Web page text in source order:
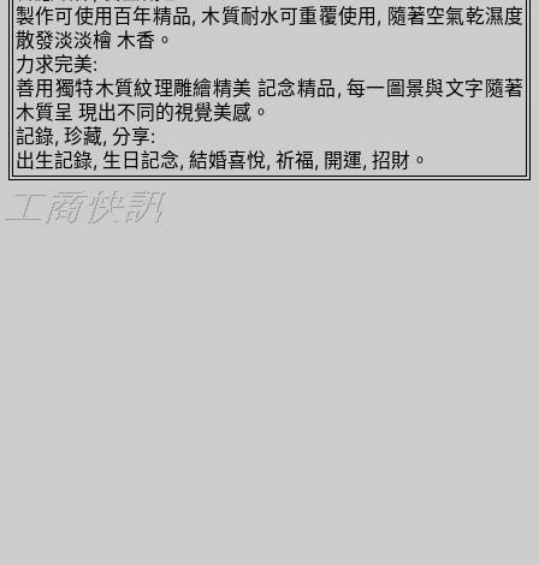
製作可使用百年精品, 木質耐水可重覆使用, 隨著空氣乾濕度
散發淡淡檜 木香。
力求完美:
善用獨特木質紋理雕繪精美 記念精品, 每一圖景與文字隨著
木質呈 現出不同的視覺美感。
記錄, 珍藏, 分享:
出生記錄, 生日記念, 結婚喜悅, 祈福, 開運, 招財。